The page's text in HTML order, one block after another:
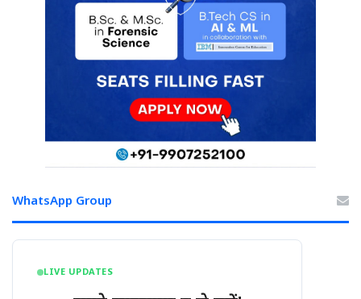
WhatsApp Group
LIVE UPDATES